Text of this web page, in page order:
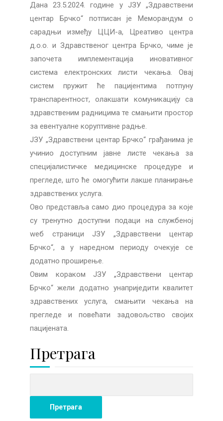
Дана 23.5.2024. године у ЈЗУ „Здравствени
центар Брчко“ потписан је Меморандум о
сарадњи између ЦЦИ-а, Цреативо центра
д.о.о. и Здравственог центра Брчко, чиме је
започета имплементација иновативног
система електронских листи чекања. Овај
систем пружит ће пацијентима потпуну
транспарентност, олакшати комуникацију са
здравственим радницима те смањити простор
за евентуалне коруптивне радње.
ЈЗУ „Здравствени центар Брчко“ грађанима је
учинио доступним јавне листе чекања за
специјалистичке медицинске процедуре и
прегледе, што ће омогућити лакше планирање
здравствених услуга.
Ово представља само дио процедура за које
су тренутно доступни подаци на службеној
wеб страници ЈЗУ „Здравствени центар
Брчко“, а у наредном периоду очекује се
додатно проширење.
Овим кораком ЈЗУ „Здравствени центар
Брчко“ жели додатно унаприједити квалитет
здравствених услуга, смањити чекања на
прегледе и повећати задовољство својих
пацијената.
Претрага